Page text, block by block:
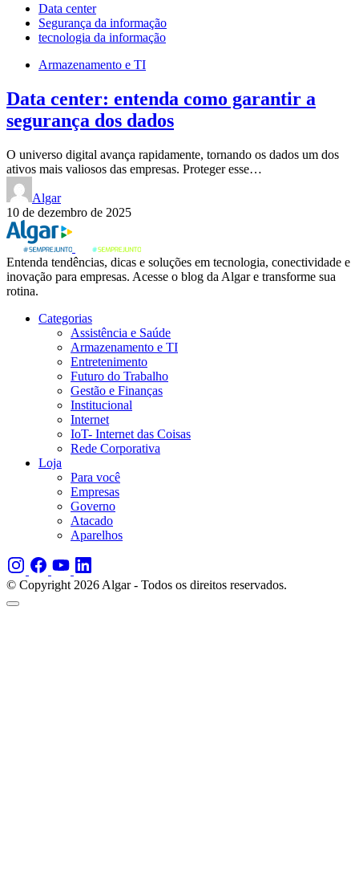
Data center
Segurança da informação
tecnologia da informação
Armazenamento e TI
Data center: entenda como garantir a
segurança dos dados
O universo digital avança rapidamente, tornando os dados um dos
ativos mais valiosos das empresas. Proteger esse…
Algar
10 de dezembro de 2025
Entenda tendências, dicas e soluções em tecnologia, conectividade e
inovação para empresas. Acesse o blog da Algar e transforme sua
rotina.
Categorias
Assistência e Saúde
Armazenamento e TI
Entretenimento
Futuro do Trabalho
Gestão e Finanças
Institucional
Internet
IoT- Internet das Coisas
Rede Corporativa
Loja
Para você
Empresas
Governo
Atacado
Aparelhos
© Copyright 2026 Algar - Todos os direitos reservados.